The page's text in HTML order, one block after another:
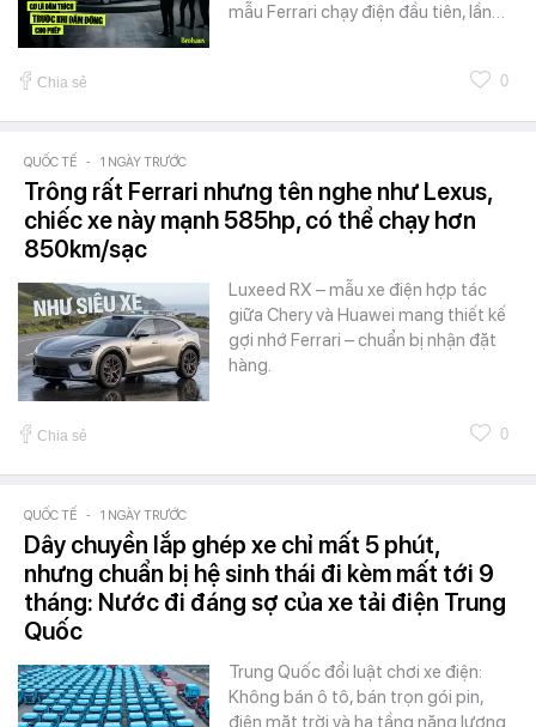
mẫu Ferrari chạy điện đầu tiên, lần…
Chia sẻ 0
QUỐC TẾ - 1 NGÀY TRƯỚC
Trông rất Ferrari nhưng tên nghe như Lexus,
chiếc xe này mạnh 585hp, có thể chạy hơn
850km/sạc
Luxeed RX – mẫu xe điện hợp tác
giữa Chery và Huawei mang thiết kế
gợi nhớ Ferrari – chuẩn bị nhận đặt
hàng.
Chia sẻ 0
QUỐC TẾ - 1 NGÀY TRƯỚC
Dây chuyền lắp ghép xe chỉ mất 5 phút,
nhưng chuẩn bị hệ sinh thái đi kèm mất tới 9
tháng: Nước đi đáng sợ của xe tải điện Trung
Quốc
Trung Quốc đổi luật chơi xe điện:
Không bán ô tô, bán trọn gói pin,
điện mặt trời và hạ tầng năng lượng.